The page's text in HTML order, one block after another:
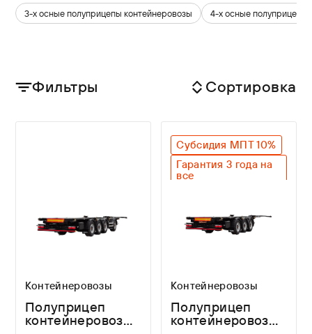
3-х осные полуприцепы контейнеровозы 4-х осные полуприцепы
Фильтры Сортировка
Контейнеровозы
Полуприцеп
контейнеровоз
Субсидия МПТ 10%
Гарантия 3 года на
все
Контейнеровозы
Полуприцеп
контейнеровоз